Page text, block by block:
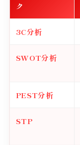
ク
3C分析
SWOT分析
PEST分析
STP